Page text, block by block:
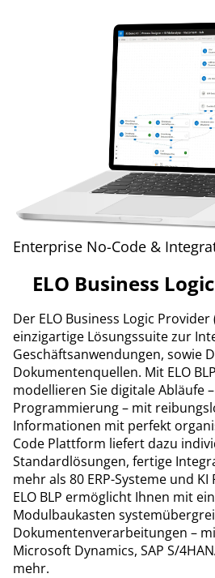
Enterprise No-Code &
ELO Business
Der ELO Business Logic Provider
einzigartige Lösungssuite zur
Geschäftsanwendungen, sowie
Dokumentenquellen. Mit ELO
modellieren Sie digitale Abläufe
Programmierung – mit
Informationen mit perfekt
Code Plattform liefert dazu
Standardlösungen, fertige
mehr als 80 ERP-Systeme und
ELO BLP ermöglicht Ihnen mit
Modulbaukasten
Dokumentenverarbeitungen –
Microsoft Dynamics, SAP S/
mehr.